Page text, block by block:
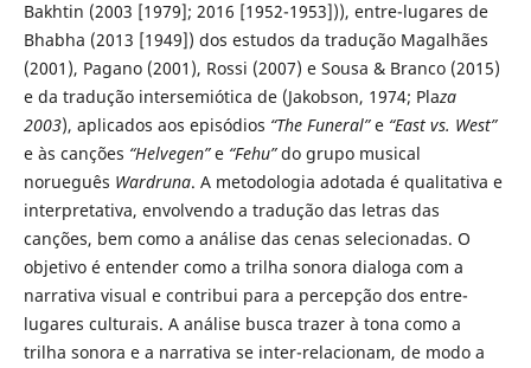
Bakhtin (2003 [1979]; 2016 [1952-1953])), entre-lugares de
Bhabha (2013 [1949]) dos estudos da tradução Magalhães
(2001), Pagano (2001), Rossi (2007) e Sousa & Branco (2015)
e da tradução intersemiótica de (Jakobson, 1974; Plaza
2003), aplicados aos episódios “The Funeral”e“East vs. West”
e às canções “Helvegen”e “Fehu”do grupo musical
norueguês Wardruna. A metodologia adotada é qualitativa e
interpretativa, envolvendo a tradução das letras das
canções, bem como a análise das cenas selecionadas. O
objetivo é entender como a trilha sonora dialoga com a
narrativa visual e contribui para a percepção dos entre-
lugares culturais. A análise busca trazer à tona como a
trilha sonora e a narrativa se inter-relacionam, de modo a